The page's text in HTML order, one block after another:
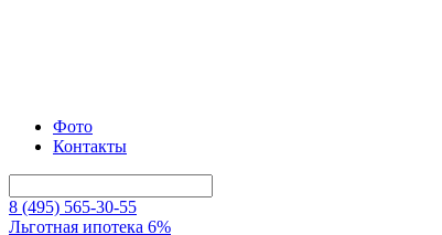
Фото
Контакты
8 (495) 565-30-55
Льготная ипотека 6%